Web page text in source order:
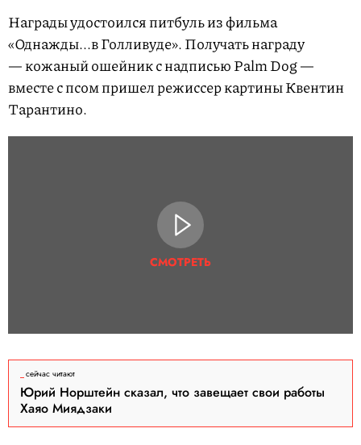
Награды удостоился питбуль из фильма
«Однажды...в Голливуде». Получать награду
— кожаный ошейник с надписью Palm Dog —
вместе с псом пришел режиссер картины Квентин
Тарантино.
СМОТРЕТЬ
сейчас читают
Юрий Норштейн сказал, что завещает свои работы
Хаяо Миядзаки